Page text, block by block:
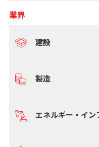
業界
建設
製造
エネルギー・イン